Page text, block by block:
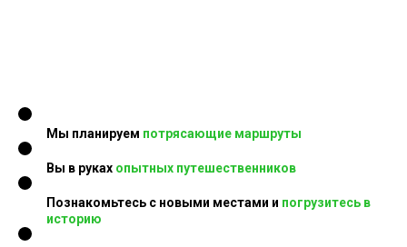
Мы планируем потрясающие маршруты
Вы в руках опытных путешественников
Познакомьтесь с новыми местами и погрузитесь в
историю